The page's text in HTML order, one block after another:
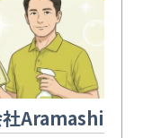
Aramashi